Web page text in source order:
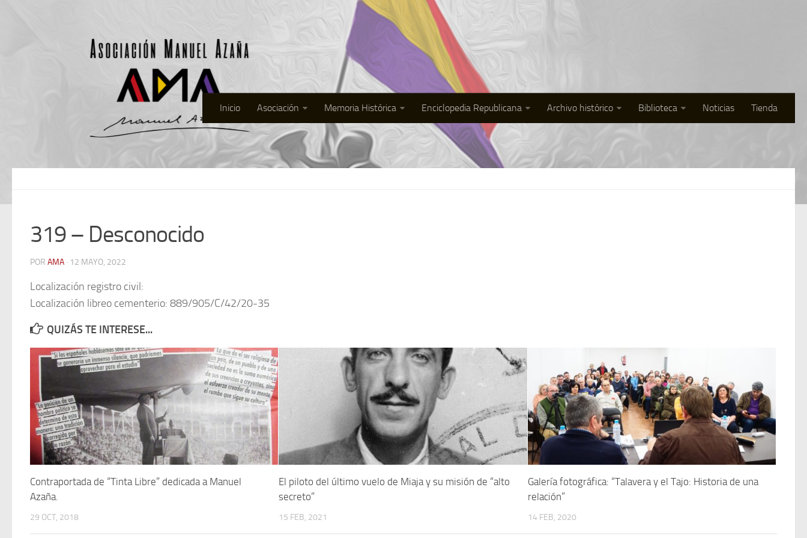
Inicio Asociación Memoria Histórica Enciclopedia Republicana Archivo histórico Biblioteca Noticias Tienda
319 – Desconocido
POR AMA · 12 MAYO, 2022
Localización registro civil:
Localización libreo cementerio: 889/905/C/42/20-35
QUIZÁS TE INTERESE...
Contraportada de “Tinta Libre” dedicada a Manuel
Azaña.
29 OCT, 2018
El piloto del último vuelo de Miaja y su misión de “alto
secreto”
15 FEB, 2021
Galería fotográfica: “Talavera y el Tajo: Historia de una
relación”
14 FEB, 2020